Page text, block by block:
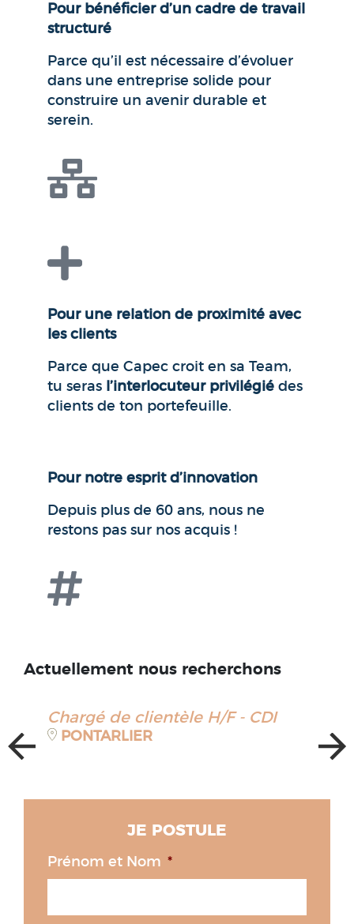
Pour bénéficier d’un cadre de travail
structuré
Parce qu’il est nécessaire d’évoluer
dans une entreprise solide pour
construire un avenir durable et
serein.
Pour une relation de proximité avec
les clients
Parce que Capec croit en sa Team,
tu seras l’interlocuteur privilégié des
clients de ton portefeuille.
Pour notre esprit d’innovation
Depuis plus de 60 ans, nous ne
restons pas sur nos acquis !
Actuellement nous recherchons
Chargé de clientèle H/F - CDI
PONTARLIER
JE POSTULE
Prénom et Nom *